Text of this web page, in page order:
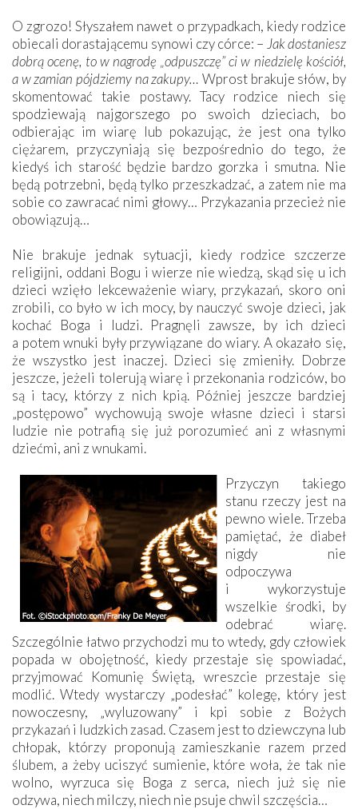
O zgrozo! Słyszałem nawet o przypadkach, kiedy rodzice
obiecali dorastającemu synowi czy córce: – Jak dostaniesz
dobrą ocenę, to w nagrodę „odpuszczę” ci w niedzielę kościół,
a w zamian pójdziemy na zakupy… Wprost brakuje słów, by
skomentować takie postawy. Tacy rodzice niech się
spodziewają najgorszego po swoich dzieciach, bo
odbierając im wiarę lub pokazując, że jest ona tylko
ciężarem, przyczyniają się bezpośrednio do tego, że
kiedyś ich starość będzie bardzo gorzka i smutna. Nie
będą potrzebni, będą tylko przeszkadzać, a zatem nie ma
sobie co zawracać nimi głowy… Przykazania przecież nie
obowiązują…
Nie brakuje jednak sytuacji, kiedy rodzice szczerze
religijni, oddani Bogu i wierze nie wiedzą, skąd się u ich
dzieci wzięło lekceważenie wiary, przykazań, skoro oni
zrobili, co było w ich mocy, by nauczyć swoje dzieci, jak
kochać Boga i ludzi. Pragnęli zawsze, by ich dzieci
a potem wnuki były przywiązane do wiary. A okazało się,
że wszystko jest inaczej. Dzieci się zmieniły. Dobrze
jeszcze, jeżeli tolerują wiarę i przekonania rodziców, bo
są i tacy, którzy z nich kpią. Później jeszcze bardziej
„postępowo” wychowują swoje własne dzieci i starsi
ludzie nie potrafią się już porozumieć ani z własnymi
dziećmi, ani z wnukami.
Przyczyn takiego
stanu rzeczy jest na
pewno wiele. Trzeba
pamiętać, że diabeł
nigdy nie
odpoczywa
i wykorzystuje
wszelkie środki, by
odebrać wiarę.
Szczególnie łatwo przychodzi mu to wtedy, gdy człowiek
popada w obojętność, kiedy przestaje się spowiadać,
przyjmować Komunię Świętą, wreszcie przestaje się
modlić. Wtedy wystarczy „podesłać” kolegę, który jest
nowoczesny, „wyluzowany” i kpi sobie z Bożych
przykazań i ludzkich zasad. Czasem jest to dziewczyna lub
chłopak, którzy proponują zamieszkanie razem przed
ślubem, a żeby uciszyć sumienie, które woła, że tak nie
wolno, wyrzuca się Boga z serca, niech już się nie
odzywa, niech milczy, niech nie psuje chwil szczęścia…